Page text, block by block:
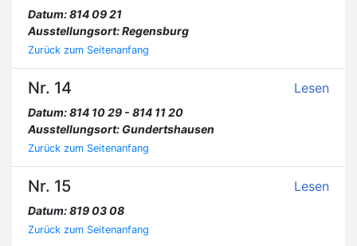
Datum: 814 09 21
Ausstellungsort: Regensburg
Zurück zum Seitenanfang
Nr. 14 Lesen
Datum: 814 10 29 - 814 11 20
Ausstellungsort: Gundertshausen
Zurück zum Seitenanfang
Nr. 15 Lesen
Datum: 819 03 08
Zurück zum Seitenanfang